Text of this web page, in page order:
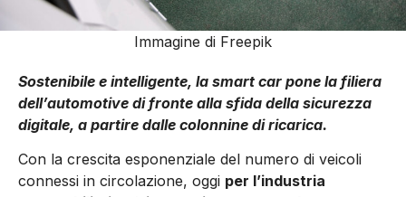
Immagine di Freepik
Sostenibile e intelligente, la smart car pone la filiera
dell’automotive di fronte alla sfida della sicurezza
digitale, a partire dalle colonnine di ricarica.
Con la crescita esponenziale del numero di veicoli
connessi in circolazione, oggi per l’industria